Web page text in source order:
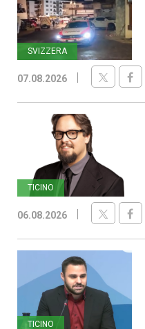
SVIZZERA
07.08.2026
TICINO
06.08.2026
TICINO